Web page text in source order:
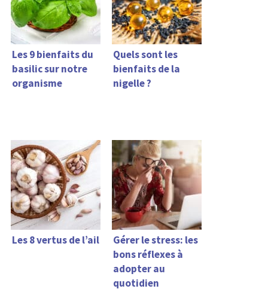
Les 9 bienfaits du
basilic sur notre
organisme
Quels sont les
bienfaits de la
nigelle ?
Les 8 vertus de l’ail
Gérer le stress: les
bons réflexes à
adopter au
quotidien